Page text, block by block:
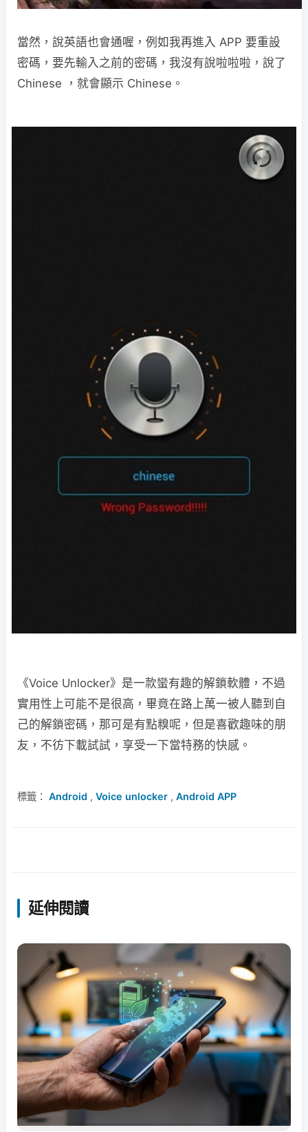
當然，說英語也會通喔，例如我再進入 APP 要重設
密碼，要先輸入之前的密碼，我沒有說啦啦啦，說了
Chinese ，就會顯示 Chinese。
《Voice Unlocker》是一款蠻有趣的解鎖軟體，不過
實用性上可能不是很高，畢竟在路上萬一被人聽到自
己的解鎖密碼，那可是有點糗呢，但是喜歡趣味的朋
友，不彷下載試試，享受一下當特務的快感。
標籤： Android , Voice unlocker , Android APP
延伸閱讀